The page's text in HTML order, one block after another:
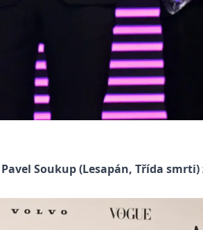
Pavel Soukup (Lesapán, Třída